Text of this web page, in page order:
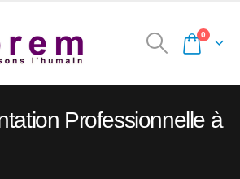
0
Professionnelle à